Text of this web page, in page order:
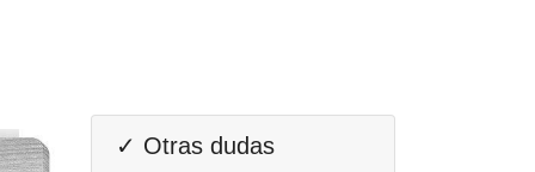
✓ Otras dudas